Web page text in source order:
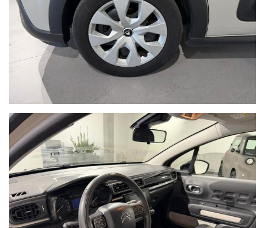
NON HAI TROVATO L'AUTO CHE
CERCHI?
Compila il modulo e ti contatteremo appena l'auto che
cerchi sarà disponibile